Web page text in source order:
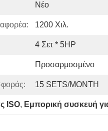
Νέο
1200 Χιλ.
4 Σετ * 5HP
Προσαρμοσμένο
15 SETS/MONTH
ISO, Εμπορική συσκευή